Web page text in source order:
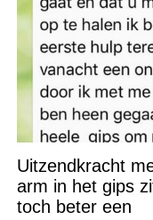
Uitzendkracht
arm in het gips
toch beter een